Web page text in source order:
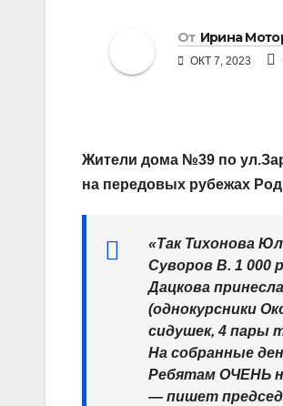
От Ирина
ОКТ 7, 2023
Жители дома №39 по
на передовых рубежах
«Так Тихонова
Суворов В. 1 000
Дацкова
(однокурсники
сидушек, 4 пары
На собранные
Ребятам ОЧЕНЬ
— пишет